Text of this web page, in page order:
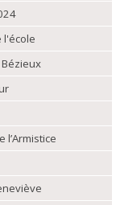
l'école